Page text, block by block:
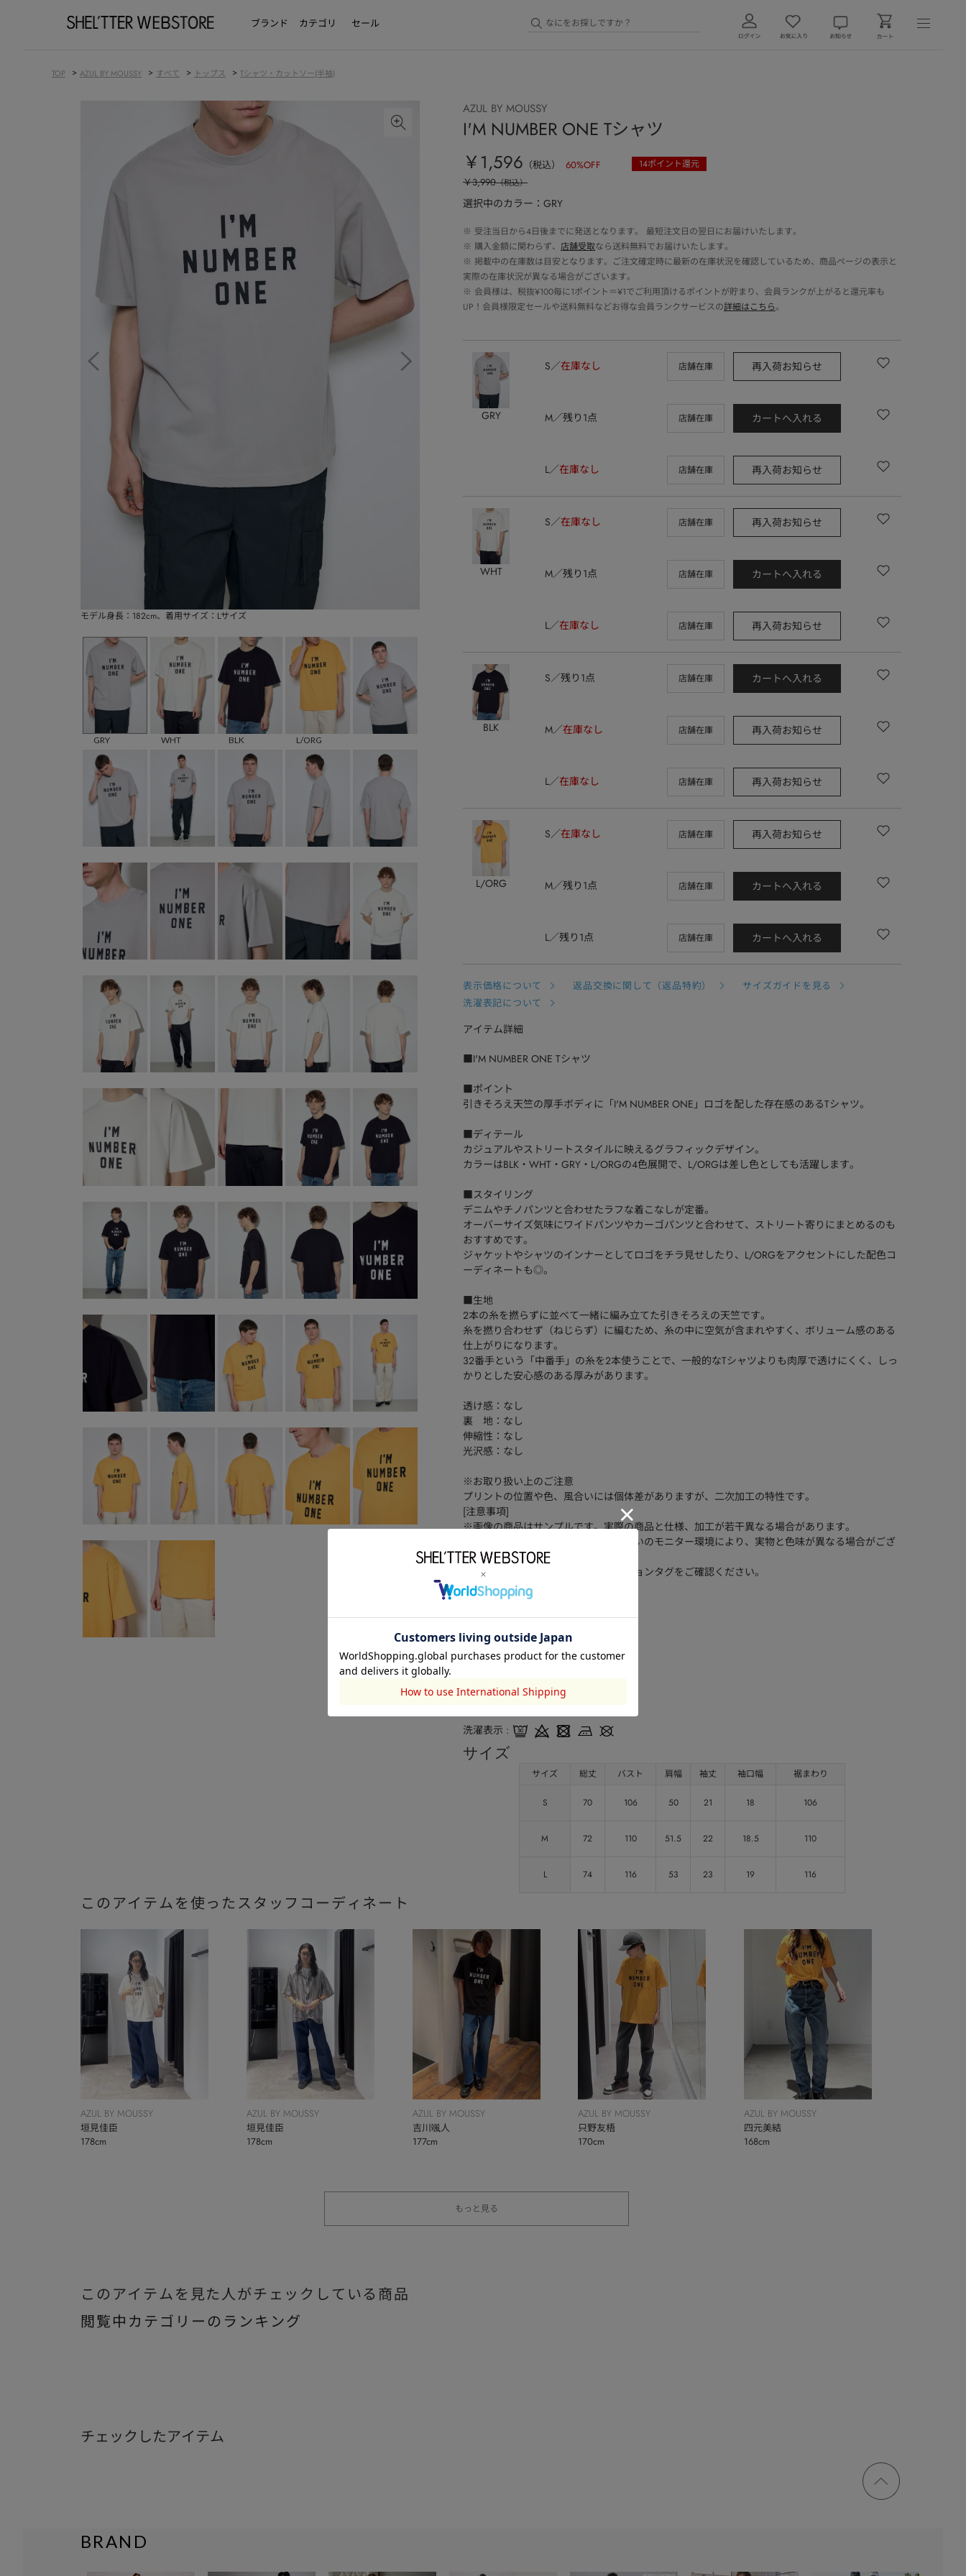
ブランド カテゴリ セール
TOP > AZUL BY MOUSSY > すべて > トップス > Tシャツ・カットソー(半袖)
モデル身長：182cm、着用サイズ：Lサイズ
GRY WHT BLK L/ORG
AZUL BY MOUSSY
I'M NUMBER ONE Tシャツ
￥1,596 （税込） 60%OFF 14ポイント還元
￥3,990（税込）
選択中のカラー：GRY
※ 受注当日から4日後までに発送となります。 最短注文日の翌日にお届けいたします。
※ 購入金額に関わらず、 店舗受取なら送料無料でお届けいたします。
※ 掲載中の在庫数は目安となります。ご注文確定時に最新の在庫状況を確認しているため、商品ページの表示と
実際の在庫状況が異なる場合がございます。
※ 会員様は、税抜¥100毎に1ポイント＝¥1でご利用頂けるポイントが貯まり、会員ランクが上がると還元率も
UP！会員様限定セールや送料無料などお得な会員ランクサービスの詳細はこちら。
GRY
S 在庫なし 店舗在庫 再入荷お知らせ
M 残り1点 店舗在庫 カートへ入れる
L 在庫なし 店舗在庫 再入荷お知らせ
WHT
S 在庫なし 店舗在庫 再入荷お知らせ
M 残り1点 店舗在庫 カートへ入れる
L 在庫なし 店舗在庫 再入荷お知らせ
BLK
S 残り1点 店舗在庫 カートへ入れる
M 在庫なし 店舗在庫 再入荷お知らせ
L 在庫なし 店舗在庫 再入荷お知らせ
L/ORG
S 在庫なし 店舗在庫 再入荷お知らせ
M 残り1点 店舗在庫 カートへ入れる
L 残り1点 店舗在庫 カートへ入れる
表示価格について 返品交換に関して（返品特約）
サイズガイドを見る
洗濯表記について
アイテム詳細
■I'M NUMBER ONE Tシャツ
■ポイント
引きそろえ天竺の厚手ボディに「I'M NUMBER ONE」ロゴを配した存在感のあるTシャツ。
■ディテール
カジュアルやストリートスタイルに映えるグラフィックデザイン。
カラーはBLK・WHT・GRY・L/ORGの4色展開で、L/ORGは差し色としても活躍します。
■スタイリング
デニムやチノパンツと合わせたラフな着こなしが定番。
オーバーサイズ気味にワイドパンツやカーゴパンツと合わせて、ストリート寄りにまとめるのも
おすすめです。
ジャケットやシャツのインナーとしてロゴをチラ見せしたり、L/ORGをアクセントにした配色コ
ーディネートも◎。
■生地
2本の糸を撚らずに並べて一緒に編み立てた引きそろえの天竺です。
糸を撚り合わせず（ねじらず）に編むため、糸の中に空気が含まれやすく、ボリューム感のある
仕上がりになります。
32番手という「中番手」の糸を2本使うことで、一般的なTシャツよりも肉厚で透けにくく、しっ
かりとした安心感のある厚みがあります。
透け感：なし
裏 地：なし
伸縮性：なし
光沢感：なし
※お取り扱い上のご注意
プリントの位置や色、風合いには個体差がありますが、二次加工の特性です。
[注意事項]
※画像の商品はサンプルです。実際の商品と仕様、加工が若干異なる場合があります。
※画像の商品は光の照射や角度、お使いのモニター環境により、実物と色味が異なる場合がござ
います。
※着用、お取り扱いの際は、アテンションタグをご確認ください。
品番 251JSN90-3591
洗濯表示
サイズ
サイズ 総丈 バスト 肩幅 袖丈 袖口幅 裾まわり
S 70 106 50 21 18 106
M 72 110 51.5 22 18.5 110
L 74 116 53 23 19 116
このアイテムを使ったスタッフコーディネート
AZUL BY MOUSSY
垣見佳臣
178cm
AZUL BY MOUSSY
垣見佳臣
178cm
AZUL BY MOUSSY
吉川颯人
177cm
AZUL BY MOUSSY
只野友梧
170cm
AZUL BY MOUSSY
四元美結
168cm
もっと見る
このアイテムを見た人がチェックしている商品
閲覧中カテゴリーのランキング
チェックしたアイテム
ページ
トップ
BRAND